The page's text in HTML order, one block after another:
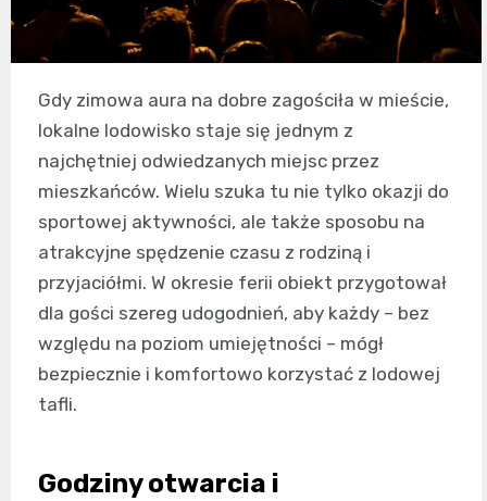
Gdy zimowa aura na dobre zagościła w mieście,
lokalne lodowisko staje się jednym z
najchętniej odwiedzanych miejsc przez
mieszkańców. Wielu szuka tu nie tylko okazji do
sportowej aktywności, ale także sposobu na
atrakcyjne spędzenie czasu z rodziną i
przyjaciółmi. W okresie ferii obiekt przygotował
dla gości szereg udogodnień, aby każdy – bez
względu na poziom umiejętności – mógł
bezpiecznie i komfortowo korzystać z lodowej
tafli.
Godziny otwarcia i